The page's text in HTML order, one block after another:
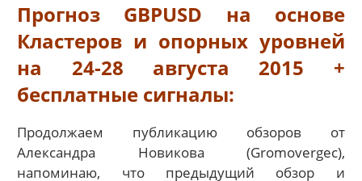
Прогноз GBPUSD на основе
Кластеров и опорных уровней
на 24-28 августа 2015 +
бесплатные сигналы:
Продолжаем публикацию обзоров от
Александра Новикова (Gromovergec),
напоминаю, чтопредыдущий обзор и